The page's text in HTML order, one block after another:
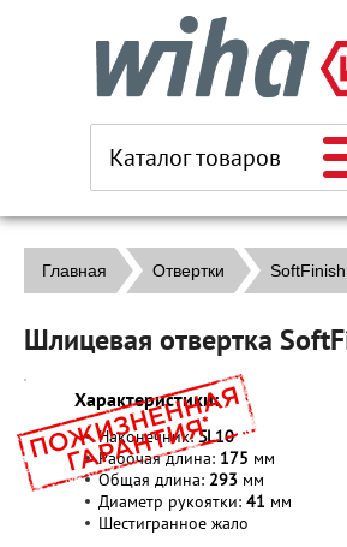
Каталог товаров
Главная Отвертки SoftFinish
Шлицевая отвертка
Характеристики:
Наконечник:SL10
Рабочая длина: 175 мм
Общая длина: 293 мм
Диаметр рукоятки: 41 мм
Шестигранное жало